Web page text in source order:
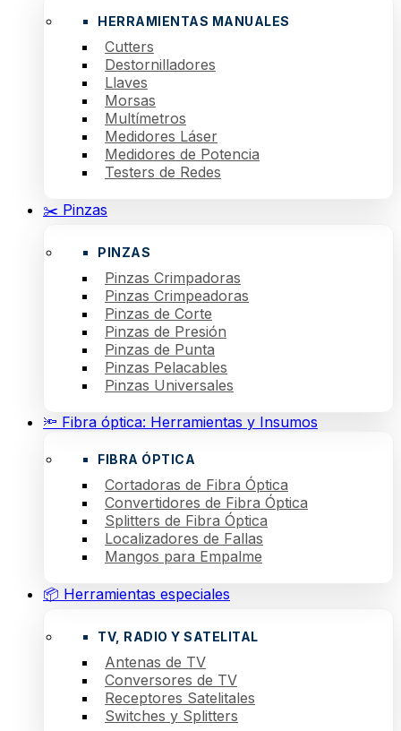
HERRAMIENTAS MANUALES
Cutters
Destornilladores
Llaves
Morsas
Multímetros
Medidores Láser
Medidores de Potencia
Testers de Redes
✂️ Pinzas
PINZAS
Pinzas Crimpadoras
Pinzas Crimpeadoras
Pinzas de Corte
Pinzas de Presión
Pinzas de Punta
Pinzas Pelacables
Pinzas Universales
🔦 Fibra óptica: Herramientas y Insumos
FIBRA ÓPTICA
Cortadoras de Fibra Óptica
Convertidores de Fibra Óptica
Splitters de Fibra Óptica
Localizadores de Fallas
Mangos para Empalme
📦 Herramientas especiales
TV, RADIO Y SATELITAL
Antenas de TV
Conversores de TV
Receptores Satelitales
Switches y Splitters